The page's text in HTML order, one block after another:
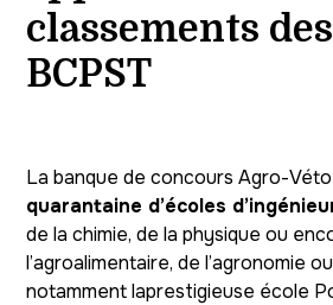
classements
BCPST
La banque de concours Agro-
quarantaine d’écoles
de la chimie, de la physique ou
l’agroalimentaire, de l’agronomie
notamment laprestigieuse école